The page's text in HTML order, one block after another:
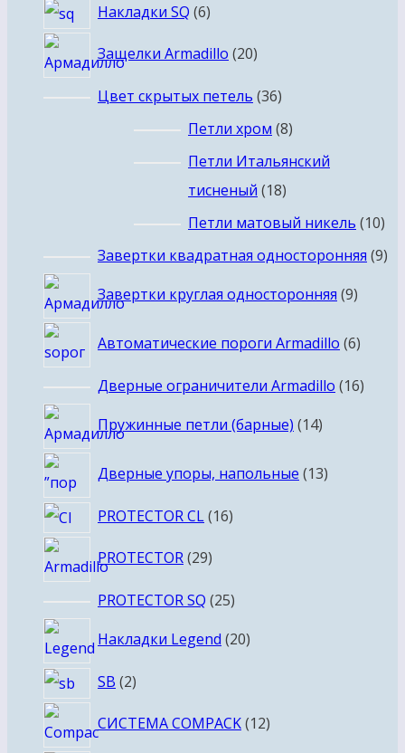
Накладки SQ 66
Защелки Armadillo 2020
Цвет скрытых петель 3636
товаров
Петли хром 88
товаров
Петли Итальянский
тисненый 1818
товаров
Петли матовый никель 1010
Завертки квадратная односторонняя 99
Завертки круглая односторонняя 99
Автоматические пороги Armadillo 66
Дверные ограничители Armadillo 1616
Пружинные петли (барные) 1414
Дверные упоры, напольные 1313
PROTECTOR CL 1616
PROTECTOR 2929
PROTECTOR SQ 2525
Накладки Legend 2020
SB 22
СИСТЕМА COMPACK 1212